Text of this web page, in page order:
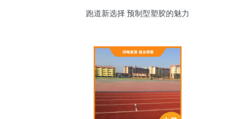
跑道新选择 预制型塑胶的魅力